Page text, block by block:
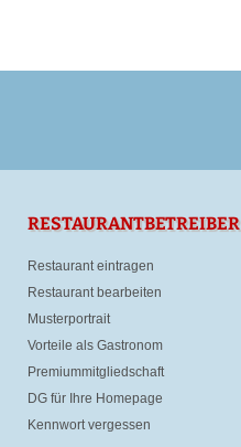
RESTAURANTBETREIBER
Restaurant eintragen
Restaurant bearbeiten
Musterportrait
Vorteile als Gastronom
Premiummitgliedschaft
DG für Ihre Homepage
Kennwort vergessen